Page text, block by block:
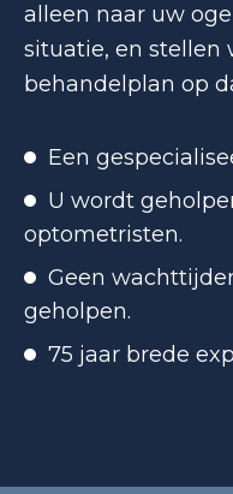
alleen naar uw
situatie, en stellen
behandelplan op
Een
U wordt
optometristen.
Geen
geholpen.
75 jaar brede